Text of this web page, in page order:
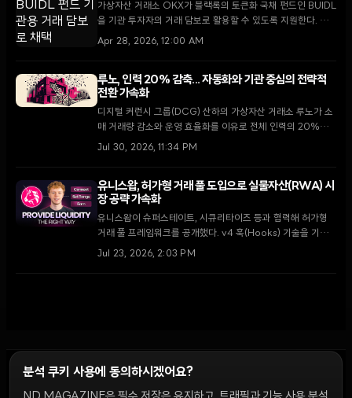
가상자산 거래소 OKX가 블랙록의 토큰화 국채 펀드인 BUIDL
을 기관 투자자의 거래 담보로 활용할 수 있도록 지원한다. 스
탠다드차타드의 수탁 서비스를 연계한 이번 조치는 기관의 자
Apr 28, 2026, 12:00 AM
루노, 인력 20% 감축... 자동화와 기관 중심의 전략적
전환 가속화
디지털 커런시 그룹(DCG) 산하의 가상자산 거래소 루노가 소
매 거래량 감소와 운영 효율화를 이유로 전체 인력의 20%를
감축한다. 이번 조치는 2026년 7월 가상자산 업계 전반에 몰
Jul 30, 2026, 11:34 PM
유니스왑, 허가형 거래 풀 도입으로 실물자산(RWA) 시
장 공략 가속화
유니스왑이 슈퍼스테이트, 시큐리타이즈 등과 협력해 허가형
거래 풀 프레임워크를 공개했다. v4 훅(Hooks) 기술을 기반
으로 블랙록의 BUIDL 펀드 등 제도권 자산에 유동성을 공급하
Jul 23, 2026, 2:03 PM
분석 쿠키 사용에 동의하시겠어요?